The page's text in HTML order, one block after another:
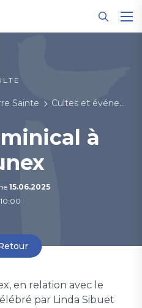
Sainte Cultes et événements
à
15.06.2025
10:00
en relation avec le
par Linda Sibuet